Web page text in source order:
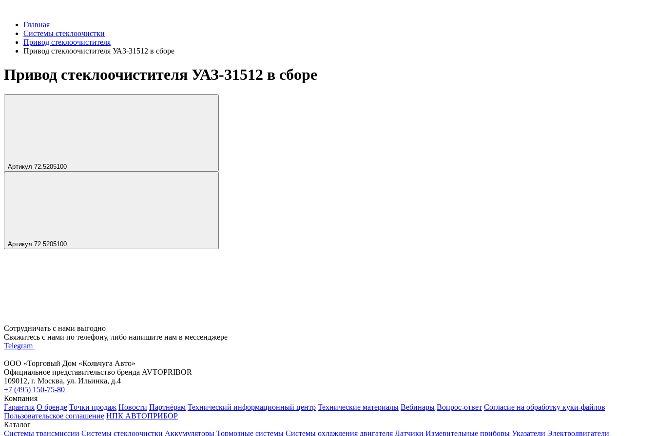
Главная
Системы стеклоочистки
Привод стеклоочистителя
Привод стеклоочистителя УАЗ-31512 в сборе
Привод стеклоочистителя УАЗ-31512 в сборе
Артикул 72.5205100
Артикул 72.5205100
Сотрудничать с нами выгодно
Свяжитесь с нами по телефону, либо напишите нам в мессенджере
Telegram
ООО «Торговый Дом «Кольчуга Авто»
Официальное представительство бренда AVTOPRIBOR
109012, г. Москва, ул. Ильинка, д.4
+7 (495) 150-75-80
Компания
Гарантия О бренде Точки продаж Новости Партнёрам Технический информационный центр Технические материалы Вебинары Вопрос-ответ Согласие на обработку куки-файлов
Пользовательское соглашение НПК АВТОПРИБОР
Каталог
Системы трансмиссии Системы стеклоочистки Аккумуляторы Тормозные системы Системы охлаждения двигателя Датчики Измерительные приборы Указатели Электродвигатели